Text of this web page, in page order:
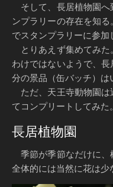
そして、長居植物園へ
ンプラリーの存在を知
でスタンプラリーに参加
とりあえず集めてみた
わけではないようで、
分の景品（缶バッチ）は
ただ、天王寺動物園は
てコンプリートしてみた。
長居植物園
季節が季節なだけに、
全体的には当然に花は少